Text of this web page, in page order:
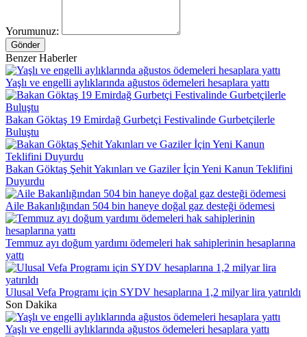
Yorumunuz:
Gönder
Benzer Haberler
Yaşlı ve engelli aylıklarında ağustos ödemeleri hesaplara yattı
Bakan Göktaş 19 Emirdağ Gurbetçi Festivalinde Gurbetçilerle
Buluştu
Bakan Göktaş Şehit Yakınları ve Gaziler İçin Yeni Kanun Teklifini
Duyurdu
Aile Bakanlığından 504 bin haneye doğal gaz desteği ödemesi
Temmuz ayı doğum yardımı ödemeleri hak sahiplerinin hesaplarına
yattı
Ulusal Vefa Programı için SYDV hesaplarına 1,2 milyar lira yatırıldı
Son Dakika
Yaşlı ve engelli aylıklarında ağustos ödemeleri hesaplara yattı